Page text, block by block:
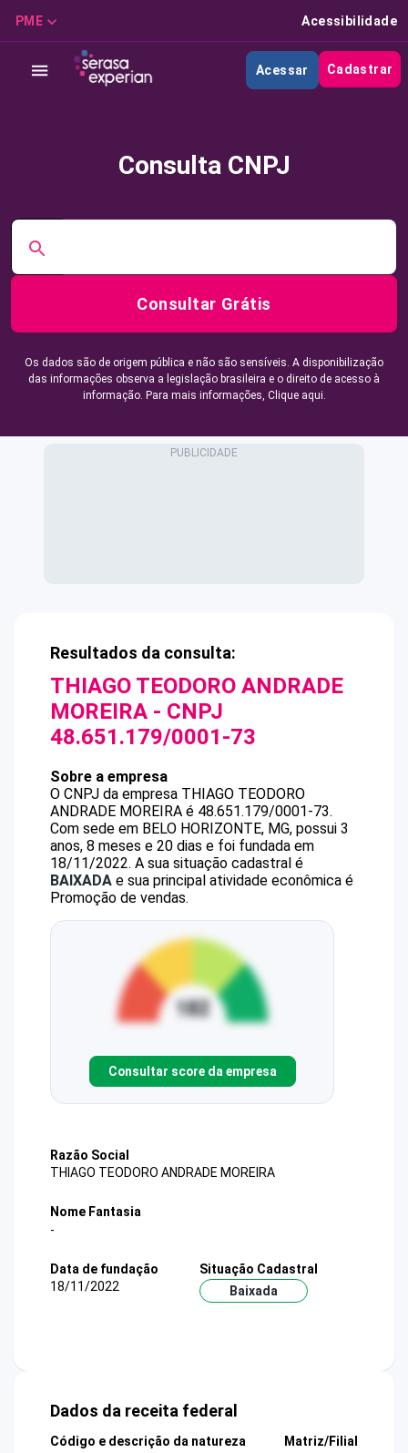
PME Acessibilidade
Acessar Cadastrar
Consulta CNPJ
Consultar Grátis
Os dados são de origem pública e não são sensíveis. A disponibilização
das informações observa a legislação brasileira e o direito de acesso à
informação. Para mais informações, Clique aqui.
Resultados da consulta:
THIAGO TEODORO ANDRADE
MOREIRA - CNPJ
48.651.179/0001-73
Sobre a empresa
O CNPJ da empresa THIAGO TEODORO
ANDRADE MOREIRA é 48.651.179/0001-73.
Com sede em BELO HORIZONTE, MG, possui 3
anos, 8 meses e 20 dias e foi fundada em
18/11/2022. A sua situação cadastral é
BAIXADA e sua principal atividade econômica é
Promoção de vendas.
Consultar score da empresa
Razão Social
THIAGO TEODORO ANDRADE MOREIRA
Nome Fantasia
-
Data de fundação
18/11/2022
Situação Cadastral
Baixada
Dados da receita federal
Código e descrição da natureza
Matriz/Filial